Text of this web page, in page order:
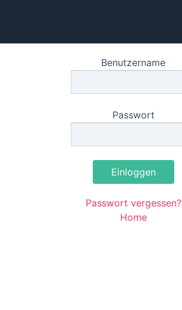
Benutzername
Passwort
Einloggen
Passwort vergessen?
Home